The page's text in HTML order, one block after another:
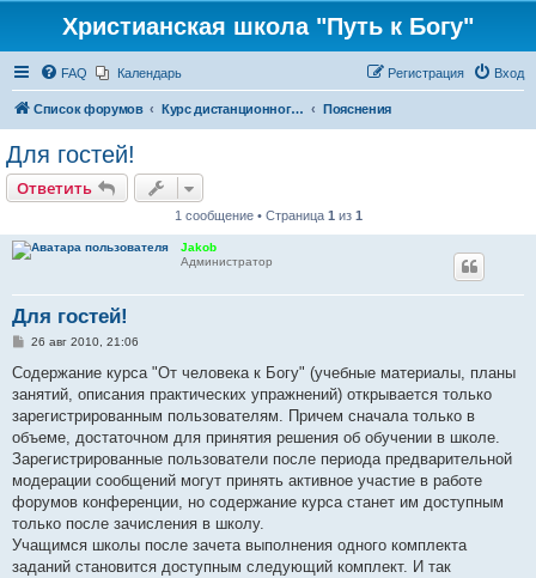
Христианская школа "Путь к Богу"
FAQ Календарь Вход
Регистрация
Список форумов Курс дистанционного обучения "От человека к Богу" Пояснения
Для гостей!
Ответить
1 сообщение • Страница 1 из 1
Jakob
Администратор
Для гостей!
С
о
б
щ
е
н
и
е
26 авг 2010, 21:06
Содержание курса "От человека к Богу" (учебные материалы, планы
занятий, описания практических упражнений) открывается только
зарегистрированным пользователям. Причем сначала только в
объеме, достаточном для принятия решения об обучении в школе.
Зарегистрированные пользователи после периода предварительной
модерации сообщений могут принять активное участие в работе
форумов конференции, но содержание курса станет им доступным
только после зачисления в школу.
Учащимся школы после зачета выполнения одного комплекта
заданий становится доступным следующий комплект. И так